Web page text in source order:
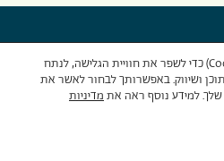
האתר שלנו משתמש בעוגיות (Cookies) כדי לשפר את חוויית הגלישה, לנתח
ושיווק. באפשרותך לבחור לאשר את
למידע נוסף ראה אתמדיניות